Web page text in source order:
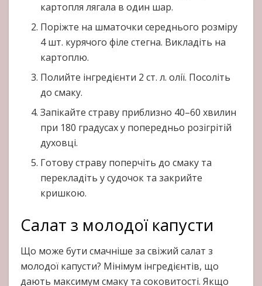
картопля лягала в один шар.
Поріжте на шматочки середнього розміру
4 шт. курячого філе стегна. Викладіть на
картоплю.
Полийте інгредієнти 2 ст. л. олії. Посоліть
до смаку.
Запікайте страву приблизно 40–60 хвилин
при 180 градусах у попередньо розігрітій
духовці.
Готову страву поперчіть до смаку та
перекладіть у судочок та закрийте
кришкою.
Салат з молодої капусти
Що може бути смачніше за свіжий салат з
молодої капусти? Мінімум інгредієнтів, що
дають максимум смаку та соковитості. Якщо